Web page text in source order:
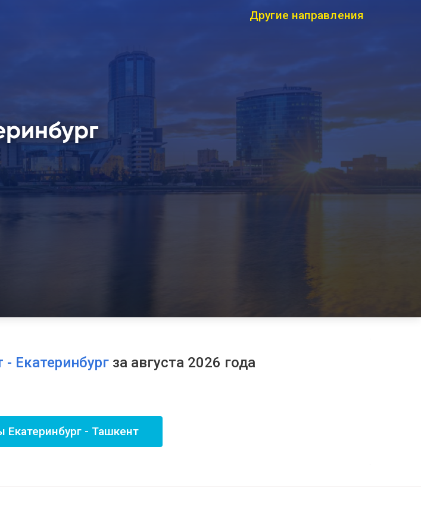
Другие направления
Екатеринбург за августа 2026 года
- Ташкент